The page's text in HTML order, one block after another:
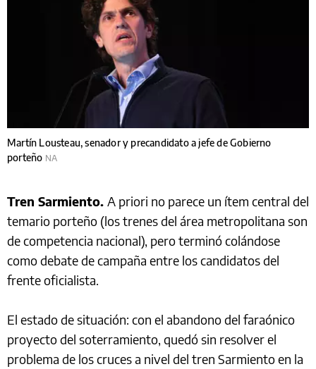
Martín Lousteau, senador y precandidato a jefe de Gobierno
porteño NA
Tren Sarmiento. A priori no parece un ítem central del
temario porteño (los trenes del área metropolitana son
de competencia nacional), pero terminó colándose
como debate de campaña entre los candidatos del
frente oficialista.
El estado de situación: con el abandono del faraónico
proyecto del soterramiento, quedó sin resolver el
problema de los cruces a nivel del tren Sarmiento en la